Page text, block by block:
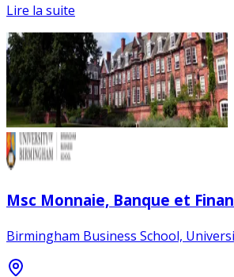
Lire la suite
Msc Monnaie, Banque et
Birmingham Business School,